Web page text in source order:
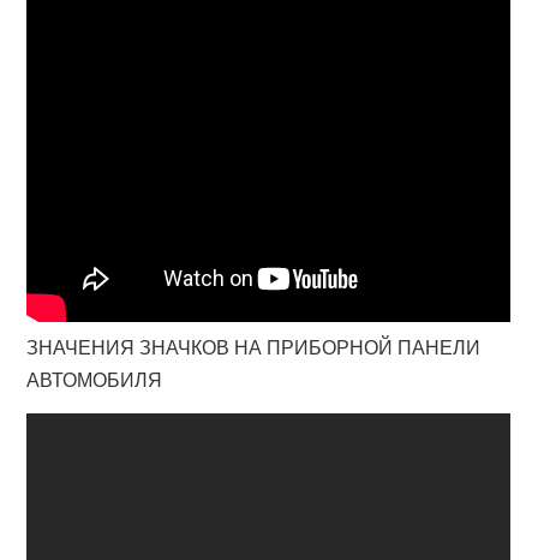
ЗНАЧЕНИЯ ЗНАЧКОВ НА ПРИБОРНОЙ ПАНЕЛИ
АВТОМОБИЛЯ